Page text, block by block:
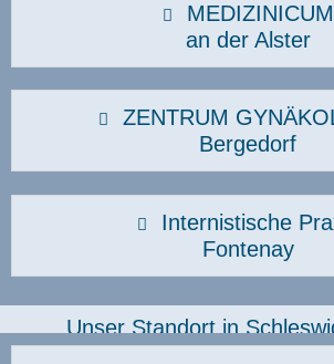
MEDIZINICUM
an der Alster
ZENTRUM
Bergedorf
Internistische
Fontenay
Unser Standort in